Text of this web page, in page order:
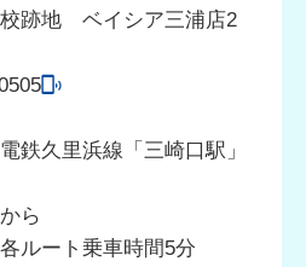
校跡地 ベイシア三浦店2
鉄久里浜線「三崎口駅」
ら
ルート乗車時間5分